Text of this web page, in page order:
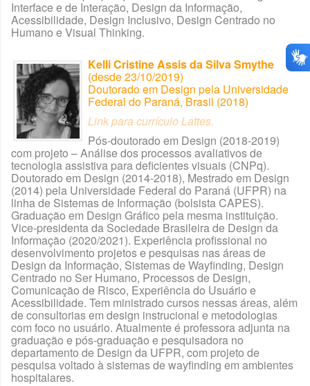
Interface e de Interação, Design da Informação,
Acessibilidade, Design Inclusivo, Design Centrado no
Humano e Visual Thinking.
Kelli Cristine Assis da Silva Smythe
(desde 23/10/2019)
Doutorado em Design pela Universidade
Federal do Paraná, Brasil (2018)
Link para currículo Lattes.
Pós-doutorado em Design (2018-2019)
com projeto – Análise dos processos avaliativos de
tecnologia assistiva para deficientes visuais (CNPq).
Doutorado em Design (2014-2018), Mestrado em Design
(2014) pela Universidade Federal do Paraná (UFPR) na
linha de Sistemas de Informação (bolsista CAPES).
Graduação em Design Gráfico pela mesma instituição.
Vice-presidenta da Sociedade Brasileira de Design da
Informação (2020/2021). Experiência profissional no
desenvolvimento projetos e pesquisas nas áreas de
Design da Informação, Sistemas de Wayfinding, Design
Centrado no Ser Humano, Processos de Design,
Comunicação de Risco, Experiência do Usuário e
Acessibilidade. Tem ministrado cursos nessas áreas, além
de consultorias em design instrucional e metodologias
com foco no usuário. Atualmente é professora adjunta na
graduação e pós-graduação e pesquisadora no
departamento de Design da UFPR, com projeto de
pesquisa voltado à sistemas de wayfinding em ambientes
hospitalares.